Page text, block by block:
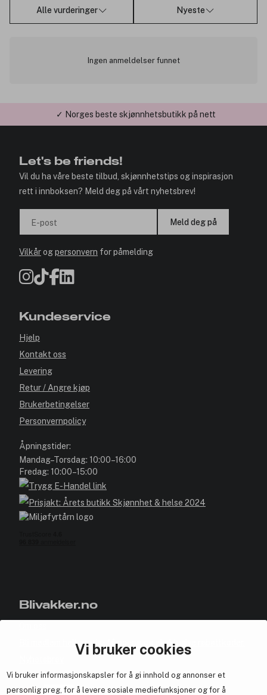
Vi bruker cookies
Vi bruker informasjonskapsler for å gi innhold og annonser et
personlig preg, for å levere sosiale mediefunksjoner og for å
Alle vurderinger Nyeste
Ingen anmeldelser funnet
✓ Norges beste skjønnhetsbutikk på nett
Let's be friends!
Vil du ha våre beste tilbud, skjønnhetstips og inspirasjon
rett i innboksen? Meld deg på vårt nyhetsbrev!
E-post Meld deg på
Vilkårogpersonvern for påmelding
Kundeservice
Hjelp
Kontakt oss
Levering
Retur / Angre kjøp
Brukerbetingelser
Personvernpolicy
Åpningstider:
Mandag–Torsdag: 10:00–16:00
Fredag: 10:00–15:00
Blivakker.no
Bli medlem helt gratis - få poeng og eksklusive rabattkoder.
Samarbeid med oss